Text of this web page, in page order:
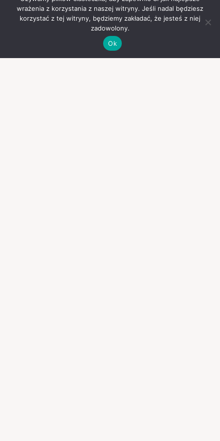
wrażenia z korzystania z naszej witryny. Jeśli nadal będziesz
korzystać z tej witryny, będziemy zakładać, że jesteś z niej
zadowolony.
Ok